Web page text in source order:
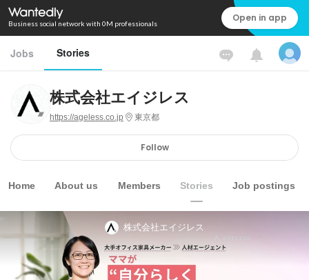
Business social network with 0M professionals Open in app
Jobs Stories
株式会社エイジレス
https://ageless.co.jp 東京都
Follow
Home About us Members Stories Job postings
株式会社エイジレス